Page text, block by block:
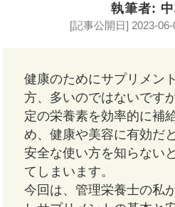
執筆者: 中
[記事公開日] 2023-
健康のためにサプリメン
方、多いのではないです
定の栄養素を効率的に補
め、健康や美容に有効だ
安全な使い方を知らない
てしまいます。
今回は、管理栄養士の私